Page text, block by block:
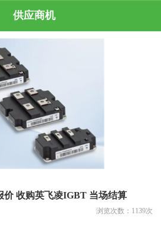
供应商机
收购英飞凌IGBT 当场结算
浏览次数： 1139次